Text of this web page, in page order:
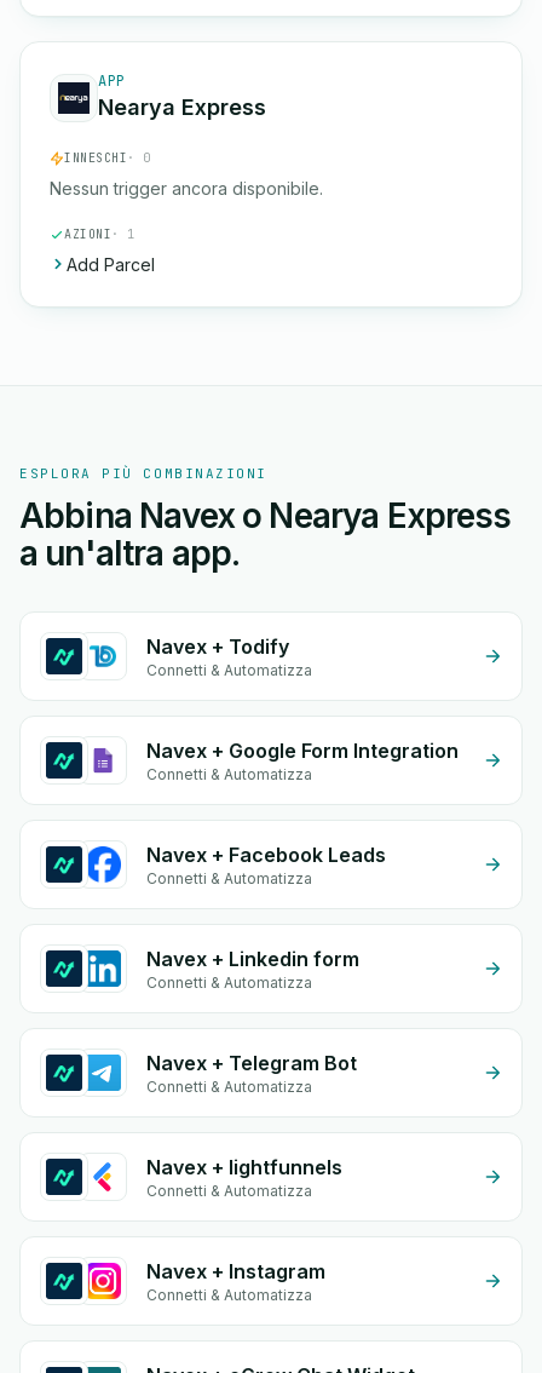
APP
Nearya Express
INNESCHI · 0
Nessun trigger ancora disponibile.
AZIONI · 1
Add Parcel
ESPLORA PIÙ COMBINAZIONI
Abbina Navex o Nearya Express
a un'altra app.
Navex + Todify
Connetti & Automatizza
Navex + Google Form Integration
Connetti & Automatizza
Navex + Facebook Leads
Connetti & Automatizza
Navex + Linkedin form
Connetti & Automatizza
Navex + Telegram Bot
Connetti & Automatizza
Navex + lightfunnels
Connetti & Automatizza
Navex + Instagram
Connetti & Automatizza